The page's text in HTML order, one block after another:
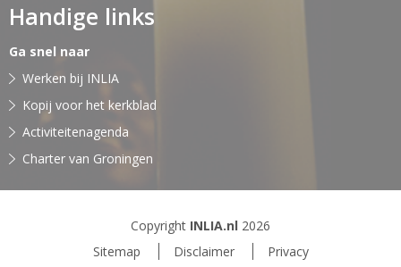
Handige links
Ga snel naar
Werken bij INLIA
Kopij voor het kerkblad
Activiteitenagenda
Charter van Groningen
Copyright INLIA.nl 2026
Sitemap
Disclaimer Privacy